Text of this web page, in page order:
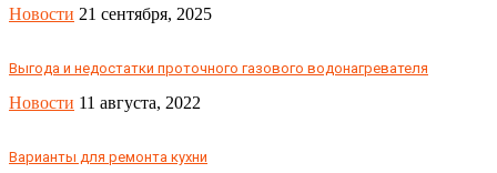
Новости 21 сентября, 2025
Выгода и недостатки проточного газового водонагревателя
Новости 11 августа, 2022
Варианты для ремонта кухни